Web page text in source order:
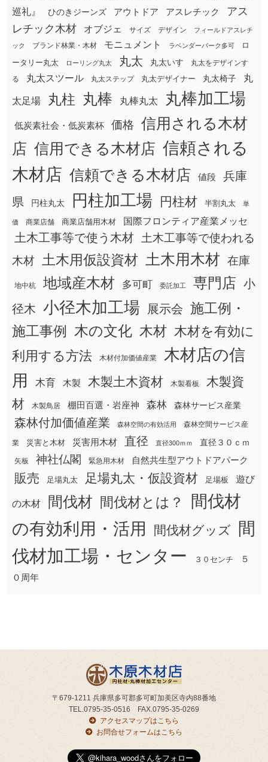
巡礼』
ひのきジーンズ アウトドア アスレチック
アス
レチック木材
オブジェ サイズ デザイン フィールドアスレチ
ック ブランド林業・木材 モニュメント ラベンダーパーク多可
ロ
ータリー丸太
ローリング丸太 丸太 丸太いす
丸太をデザインす
る
丸太スツール 丸太ステップ 丸太デザイナー 丸太椅子 丸
太足場 丸柱 丸棒 丸棒丸太 丸棒加工場
低炭素社会・低炭素杯 価格
信用される木材
店 信用できる木材店 信頼される
木材店 信頼できる木材店 値段
兵庫
県
円柱丸太 円柱加工場 円柱材 半割丸太 単
価 商業店舗 商業店舗用木材 国際フロンティア産業メッセ
土木工事等で使う木材
土木工事等で使われる
木材
土木用仮設資材 土木用木材 在庫
地中杭 地域産木材 多可町 委託加工 専門店 小
径木 小径木加工場 展示会 施工例・
施工事例
木の文化 木材 木材を有効に
利用する方法
木材付加価値産業
木材店の信
用
木育 木製 木製土木資材 木製看板
木製資
材
木製鳥居 棚田百選・岩座神 森林 森林サービス産業
森林付加価値産業 森林空間の有効活用 森林空間サービス産
業 災害と木材 災害用木材 直径 直径300ｍｍ 直径３０ｃｍ
矢板 神社仏閣 緊急用木材 自然共生型アウトドアパーク
販売 足場丸太 足場丸太・仮設資材 足場板 遊び
の木材 間伐材 間伐材とは？
間伐材
の有効利用・活用
間伐材グッズ
間
伐材加工場・センター
３０センチ
５
０周年
〒679-1211 兵庫県多可郡多可町加美区寺内88番地
TEL.0795-35-0516 FAX.0795-35-0269
アクセスマップはこちら
お問合せフォームはこちら